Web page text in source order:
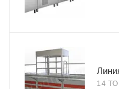
14